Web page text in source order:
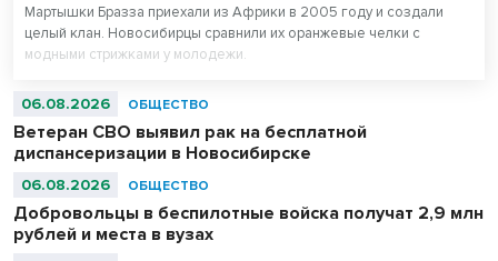
Мартышки Бразза приехали из Африки в 2005 году и создали
целый клан. Новосибирцы сравнили их оранжевые челки с
модными стрижками у молодежи.
06.08.2026 ОБЩЕСТВО
Ветеран СВО выявил рак на бесплатной
диспансеризации в Новосибирске
06.08.2026 ОБЩЕСТВО
Добровольцы в беспилотные войска получат 2,9 млн
рублей и места в вузах